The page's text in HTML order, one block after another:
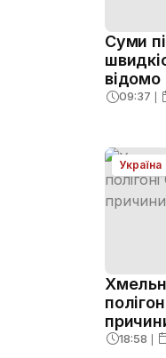
Суми
відомо
09:37 ❘
Україна
18:58 ❘